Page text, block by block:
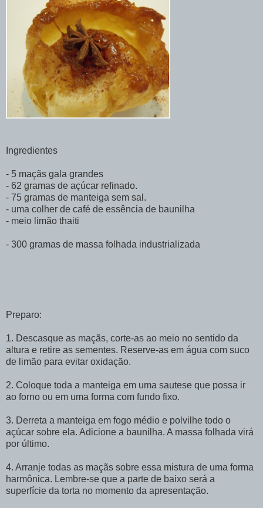
Ingredientes
- 5 maçãs gala grandes
- 62 gramas de açúcar refinado.
- 75 gramas de manteiga sem sal.
- uma colher de café de essência de baunilha
- meio limão thaiti
- 300 gramas de massa folhada industrializada
Preparo:
1. Descasque as maçãs, corte-as ao meio no sentido da
altura e retire as sementes. Reserve-as em água com suco
de limão para evitar oxidação.
2. Coloque toda a manteiga em uma sautese que possa ir
ao forno ou em uma forma com fundo fixo.
3. Derreta a manteiga em fogo médio e polvilhe todo o
açúcar sobre ela. Adicione a baunilha. A massa folhada virá
por último.
4. Arranje todas as maçãs sobre essa mistura de uma forma
harmônica. Lembre-se que a parte de baixo será a
superfície da torta no momento da apresentação.